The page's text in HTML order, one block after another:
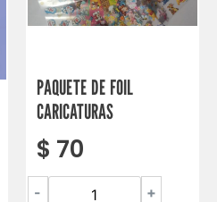
PAQUETE DE FOIL
CARICATURAS
$ 70
- +